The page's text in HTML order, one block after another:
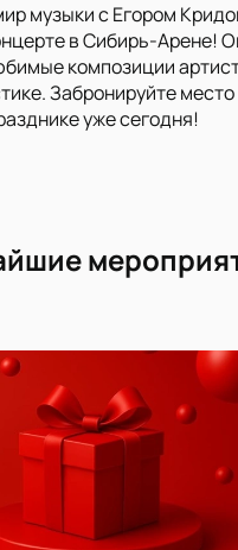
музыки с Егором
в Сибирь-Арене!
композиции
Забронируйте
уже сегодня!